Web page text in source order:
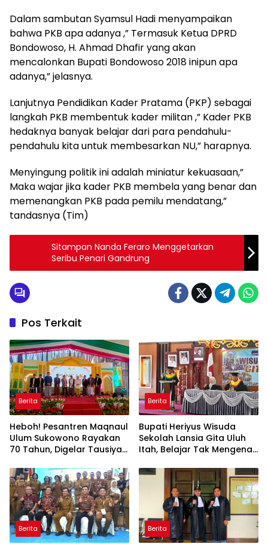
Dalam sambutan Syamsul Hadi menyampaikan
bahwa PKB apa adanya ,” Termasuk Ketua DPRD
Bondowoso, H. Ahmad Dhafir yang akan
mencalonkan Bupati Bondowoso 2018 inipun apa
adanya,” jelasnya.
Lanjutnya Pendidikan Kader Pratama (PKP) sebagai
langkah PKB membentuk kader militan ,” Kader PKB
hedaknya banyak belajar dari para pendahulu-
pendahulu kita untuk membesarkan NU,” harapnya.
Menyingung politik ini adalah miniatur kekuasaan,”
Maka wajar jika kader PKB membela yang benar dan
memenangkan PKB pada pemilu mendatang,”
tandasnya (Tim)
Sitampan Nanda Feraro Menggetarkan
Seribu Penari Gandrung
Pos Terkait
Berita
Heboh! Pesantren Maqnaul
Ulum Sukowono Rayakan
70 Tahun, Digelar Tausiyah
Lirboyo
Berita
Bupati Heriyus Wisuda
Sekolah Lansia Gita Uluh
Itah, Belajar Tak Mengenal
Berita Berita